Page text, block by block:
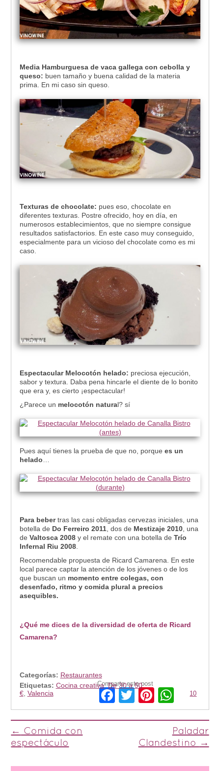
Media Hamburguesa de vaca gallega con cebolla y
queso: buen tamaño y buena calidad de la materia
prima. En mi caso sin queso.
Texturas de chocolate: pues eso, chocolate en
diferentes texturas. Postre ofrecido, hoy en día, en
numerosos establecimientos, que no siempre consigue
resultados satisfactorios. En este caso muy conseguido,
especialmente para un vicioso del chocolate como es mi
caso.
Espectacular Melocotón helado: preciosa ejecución,
sabor y textura. Daba pena hincarle el diente de lo bonito
que era y, es cierto ¡espectacular!
¿Parece un melocotón natural? sí
Pues aquí tienes la prueba de que no, porque es un
helado
Para bebertras las casi obligadas cervezas iniciales, una
botella de Do Ferreiro 2011, dos de Mestizaje 2010, una
de Valtosca 2008y el remate con una botella de Trío
Infernal Riu 2008.
Recomendable propuesta de Ricard Camarena. En este
local parece captar la atención de los jóvenes o de los
que buscan un momento entre colegas, con
desenfado, ritmo y comida plural a precios
asequibles.
¿Qué me dices de la diversidad de oferta de Ricard
Camarena?
Categorías: Restaurantes
Etiquetas: Cocina creativa,De 30 a 50
€, Valencia
Comparte este post
Facebook
TwitterPinterest
10
Post navigation
←
Comida con
espectáculo
Paladar
Clandestino
→